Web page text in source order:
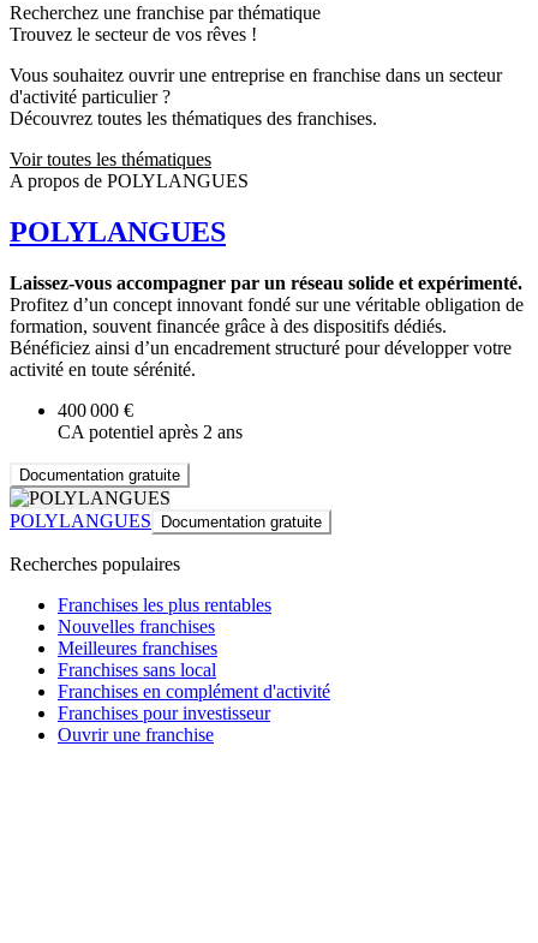
Recherchez une franchise par thématique
Trouvez le secteur de vos rêves !
Vous souhaitez ouvrir une entreprise en franchise dans un secteur
d'activité particulier ?
Découvrez toutes les thématiques des franchises.
Voir toutes les thématiques
A propos de POLYLANGUES
POLYLANGUES
Laissez-vous accompagner par un réseau solide et expérimenté.
Profitez d’un concept innovant fondé sur une véritable obligation de
formation, souvent financée grâce à des dispositifs dédiés.
Bénéficiez ainsi d’un encadrement structuré pour développer votre
activité en toute sérénité.
400 000 €
CA potentiel après 2 ans
Documentation gratuite
POLYLANGUES Documentation gratuite
Recherches populaires
Franchises les plus rentables
Nouvelles franchises
Meilleures franchises
Franchises sans local
Franchises en complément d'activité
Franchises pour investisseur
Ouvrir une franchise